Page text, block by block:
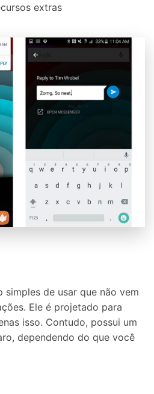
extras
simples de usar que não vem
Ele é projetado para
isso. Contudo, possui um
dependendo do que você